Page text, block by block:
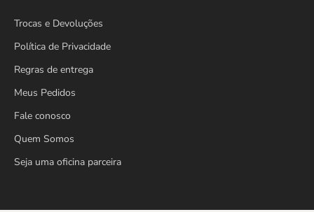
Trocas e Devoluções
Política de Privacidade
Regras de entrega
Meus Pedidos
Fale conosco
Quem Somos
Seja uma oficina parceira